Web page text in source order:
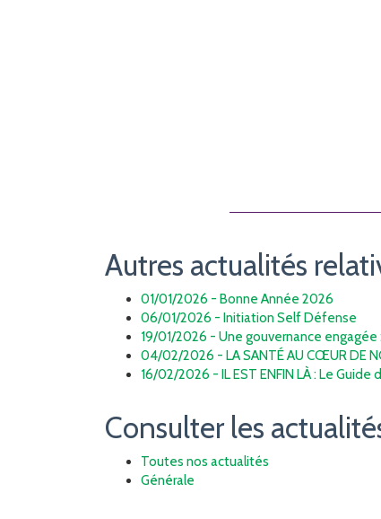
Autres actualités
01/01/2026 - Bonne Année 2026
06/01/2026 - Initiation Self Défense
19/01/2026 - Une gouvernance engagée
04/02/2026 - LA SANTÉ AU CŒUR DE
16/02/2026 - IL EST ENFIN LÀ : Le Guide
Consulter les
Toutes nos actualités
Générale